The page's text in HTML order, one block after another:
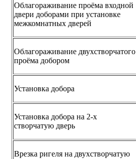
Облагораживание проёма входной
двери доборами при установке
межкомнатных дверей
Облагораживание двухстворчатого
проёма добором
Установка добора
Установка добора на 2-х
створчатую дверь
Врезка ригеля на двухстворчатую